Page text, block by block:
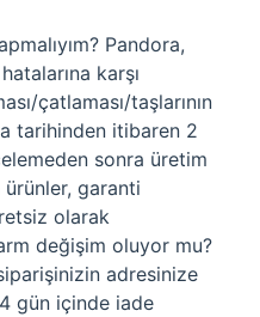
Pandora,
karşı
çatlaması/taşlarının
tarihinden itibaren 2
sonra üretim
garanti
olarak
değişim oluyor mu?
adresinize
gün içinde iade